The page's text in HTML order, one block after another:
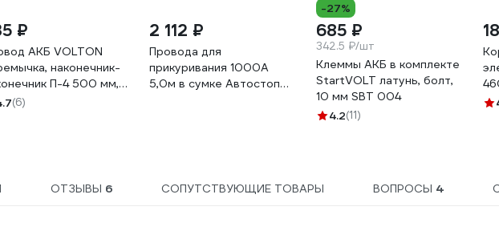
₽
АКБ VOLTON
наконечник-
П-4 500 мм,
мм VLTП450035
(6)
2 112 ₽
Провода для
прикуривания 1000A
5,0м в сумке Автостоп
-27%
685 ₽
342.5 ₽/шт
Клеммы АКБ в комплекте
StartVOLT латунь, болт,
10 мм SBT 004
4.2(11)
ОТЗЫВЫ 6 СОПУТСТВУЮЩИЕ ТОВАРЫ ВОПРОСЫ 4